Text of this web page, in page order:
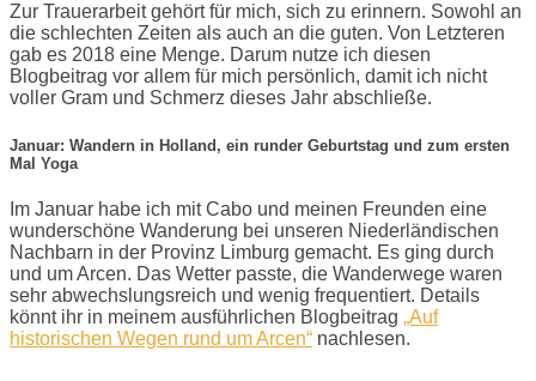
Zur Trauerarbeit gehört für mich, sich zu erinnern. Sowohl an
die schlechten Zeiten als auch an die guten. Von Letzteren
gab es 2018 eine Menge. Darum nutze ich diesen
Blogbeitrag vor allem für mich persönlich, damit ich nicht
voller Gram und Schmerz dieses Jahr abschließe.
Januar: Wandern in Holland, ein runder Geburtstag und zum ersten
Mal Yoga
Im Januar habe ich mit Cabo und meinen Freunden eine
wunderschöne Wanderung bei unseren Niederländischen
Nachbarn in der Provinz Limburg gemacht. Es ging durch
und um Arcen. Das Wetter passte, die Wanderwege waren
sehr abwechslungsreich und wenig frequentiert. Details
könnt ihr in meinem ausführlichen Blogbeitrag „Auf
historischen Wegen rund um Arcen“ nachlesen.